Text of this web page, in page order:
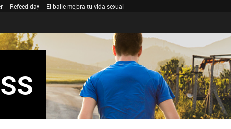
Refeed day El baile mejora tu vida sexual